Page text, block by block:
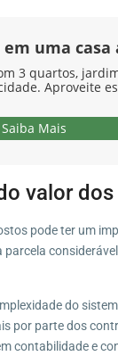
em uma
3 quartos,
Aproveite
Saiba Mais
valor
pode ter um
parcela
do
por parte dos
contabilidade e